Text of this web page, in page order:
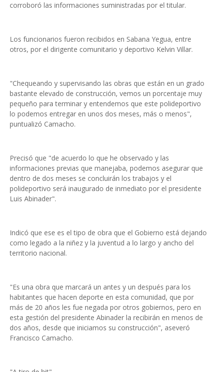
corroboró las informaciones suministradas por el titular.
Los funcionarios fueron recibidos en Sabana Yegua, entre
otros, por el dirigente comunitario y deportivo Kelvin Villar.
"Chequeando y supervisando las obras que están en un grado
bastante elevado de construcción, vemos un porcentaje muy
pequeño para terminar y entendemos que este polideportivo
lo podemos entregar en unos dos meses, más o menos",
puntualizó Camacho.
Precisó que "de acuerdo lo que he observado y las
informaciones previas que manejaba, podemos asegurar que
dentro de dos meses se concluirán los trabajos y el
polideportivo será inaugurado de inmediato por el presidente
Luis Abinader".
Indicó que ese es el tipo de obra que el Gobierno está dejando
como legado a la niñez y la juventud a lo largo y ancho del
territorio nacional.
"Es una obra que marcará un antes y un después para los
habitantes que hacen deporte en esta comunidad, que por
más de 20 años les fue negada por otros gobiernos, pero en
esta gestión del presidente Abinader la recibirán en menos de
dos años, desde que iniciamos su construcción", aseveró
Francisco Camacho.